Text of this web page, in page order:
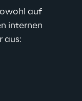
auf
internen
aus: